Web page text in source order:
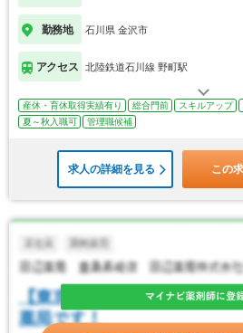
勤務地 石川県 金沢市
アクセス 北陸鉄道石川線 野町駅
産休・育休取得実績有り 総合門前 スキルアップ
夏～秋入職可
管理職候補
求人の詳細を見る この